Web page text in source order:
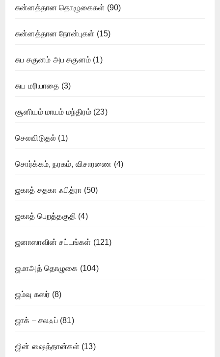
சுன்னத்தான தொழுகைகள் (90)
சுன்னத்தான நோன்புகள் (15)
சுப சகுனம் அப சகுனம் (1)
சுய மரியாதை (3)
சூனியம் மாயம் மந்திரம்(23)
செலவிடுதல் (1)
சொர்க்கம், நரகம், விசாரணை (4)
ஜகாத் சதகா ஃபித்ரா (50)
ஜகாத் பெறத்தகுதி (4)
ஜனாஸாவின் சட்டங்கள் (121)
ஜமாஅத் தொழுகை (104)
ஜம்வு கஸர் (8)
ஜாக் – சலஃப் (81)
ஜின் ஷைத்தான்கள் (13)